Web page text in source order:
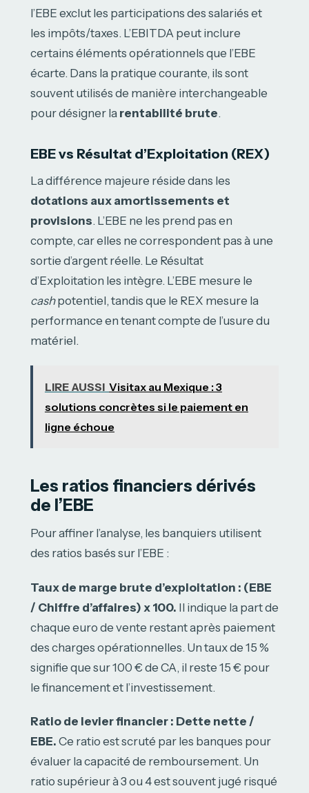
l’EBE exclut les participations des salariés et
les impôts/taxes. L’EBITDA peut inclure
certains éléments opérationnels que l’EBE
écarte. Dans la pratique courante, ils sont
souvent utilisés de manière interchangeable
pour désigner la rentabilité brute.
EBE vs Résultat d’Exploitation (REX)
La différence majeure réside dans les
dotations aux amortissements et
provisions. L’EBE ne les prend pas en
compte, car elles ne correspondent pas à une
sortie d’argent réelle. Le Résultat
d’Exploitation les intègre. L’EBE mesure le
cashpotentiel, tandis que le REX mesure la
performance en tenant compte de l’usure du
matériel.
LIRE AUSSI Visitax au Mexique : 3
solutions concrètes si le paiement en
ligne échoue
Les ratios financiers dérivés
de l’EBE
Pour affiner l’analyse, les banquiers utilisent
des ratios basés sur l’EBE :
Taux de marge brute d’exploitation : (EBE
/ Chiffre d’affaires) x 100. Il indique la part de
chaque euro de vente restant après paiement
des charges opérationnelles. Un taux de 15 %
signifie que sur 100 € de CA, il reste 15 € pour
le financement et l’investissement.
Ratio de levier financier : Dette nette /
EBE. Ce ratio est scruté par les banques pour
évaluer la capacité de remboursement. Un
ratio supérieur à 3 ou 4 est souvent jugé risqué